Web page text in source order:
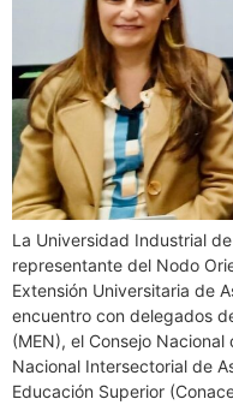
La Universidad Industrial
representante del Nodo
Extensión Universitaria de
encuentro con delegados
(MEN), el Consejo
Nacional Intersectorial de
Educación Superior